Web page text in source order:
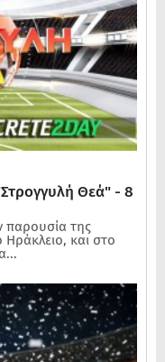
Θεά" - 8
παρουσία της
και στο